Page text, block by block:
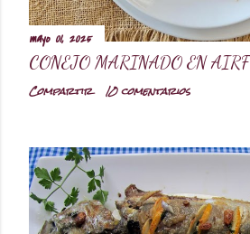
mayo 01, 2025
CONEJO MARINADO EN
Compartir
10 comentarios